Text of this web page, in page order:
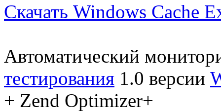
Скачать Windows Cache
Автоматический
тестирования 1.0 версии
+ Zend Optimizer+